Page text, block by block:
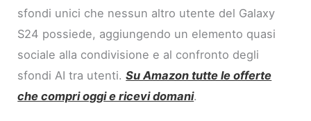
sfondi unici che nessun altro utente del Galaxy
S24 possiede, aggiungendo un elemento quasi
sociale alla condivisione e al confronto degli
sfondi AI tra utenti.Su Amazon tutte le offerte
che compri oggi e ricevi domani.